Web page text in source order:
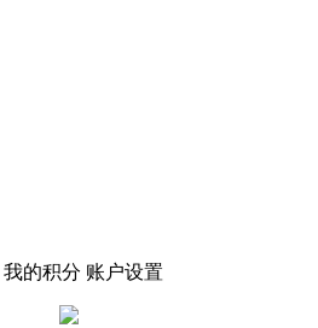
我的积分 账户设置